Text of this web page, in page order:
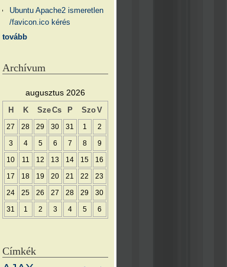
Ubuntu Apache2 ismeretlen
/favicon.ico kérés
tovább
Archívum
augusztus 2026
H K SzeCs P SzoV
27 28 29 30 31 1 2
3 4 5 6 7 8 9
10 11 12 13 14 15 16
17 18 19 20 21 22 23
24 25 26 27 28 29 30
31 1 2 3 4 5 6
Címkék